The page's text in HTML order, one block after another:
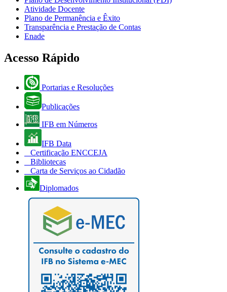
Atividade Docente
Plano de Permanência e Êxito
Transparência e Prestação de Contas
Enade
Acesso Rápido
Portarias e Resoluções
Publicações
IFB em Números
IFB Data
Certificação ENCCEJA
Bibliotecas
Carta de Serviços ao Cidadão
Diplomados